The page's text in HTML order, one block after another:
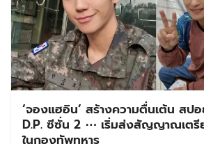
‘จองแฮอิน’ สร้างความตื่นเต้น สป
D.P. ซีซั่น 2 ⋯ เริ่มส่งสัญญาณเตรี
ในกองทัพทหาร